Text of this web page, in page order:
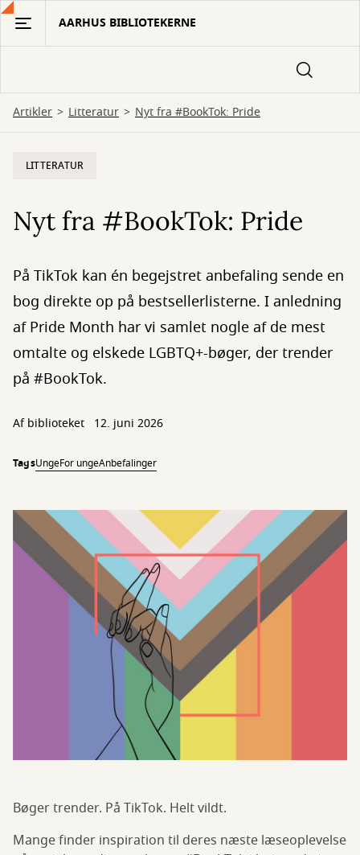
Gå
hovedindhold
AARHUS BIBLIOTEKERNE
Artikler Litteratur Nyt fra #BookTok: Pride
LITTERATUR
Nyt fra #BookTok: Pride
På TikTok kan én begejstret anbefaling sende en
bog direkte op på bestsellerlisterne. I anledning
af Pride Month har vi samlet nogle af de mest
omtalte og elskede LGBTQ+-bøger, der trender
på #BookTok.
Af biblioteket 12. juni 2026
TagsUngeFor ungeAnbefalinger
Bøger trender. På TikTok. Helt vildt.
Mange finder inspiration til deres næste læseoplevelse